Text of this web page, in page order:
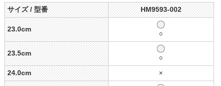
サイズ / 型番 HM9593-002
23.0cm
○
23.5cm
○
24.0cm ×